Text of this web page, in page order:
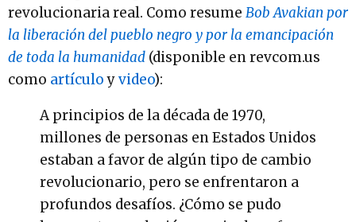
revolucionaria real. Como resume Bob Avakian por
la liberación del pueblo negro y por la emancipación
de toda la humanidad (disponible en revcom.us
como artículoyvideo):
A principios de la década de 1970,
millones de personas en Estados Unidos
estaban a favor de algún tipo de cambio
revolucionario, pero se enfrentaron a
profundos desafíos. ¿Cómo se pudo